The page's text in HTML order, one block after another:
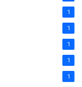
1
1
1
1
1